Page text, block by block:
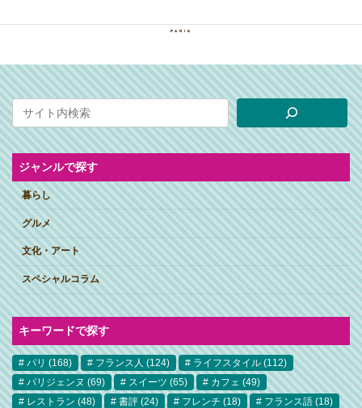
ジャンルで探す
暮らし
グルメ
文化・アート
スペシャルコラム
キーワードで探す
パリ (168) フランス人 (124) ライフスタイル (112)
パリジェンヌ (69) スイーツ (65) カフェ (49)
レストラン (48) 書評 (24) フレンチ (18) フランス語 (18)